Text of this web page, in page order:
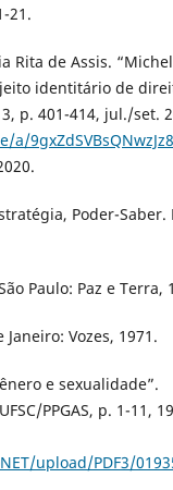
21.
Rita de Assis.
identitário de
p. 401-414, jul./set.
Poder-Saber.
Paulo: Paz e Terra,
Vozes, 1971.
e sexualidade”.
PPGAS, p. 1-11,
upload/PDF3/